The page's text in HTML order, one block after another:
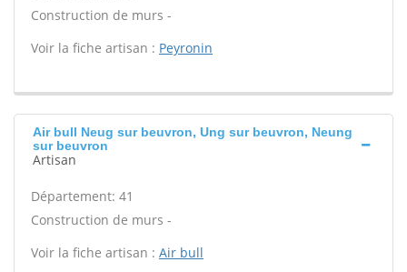
Construction de murs -
Voir la fiche artisan : Peyronin
Air bull Neug sur beuvron, Ung sur beuvron, Neung
sur beuvron
Artisan
Département: 41
Construction de murs -
Voir la fiche artisan : Air bull